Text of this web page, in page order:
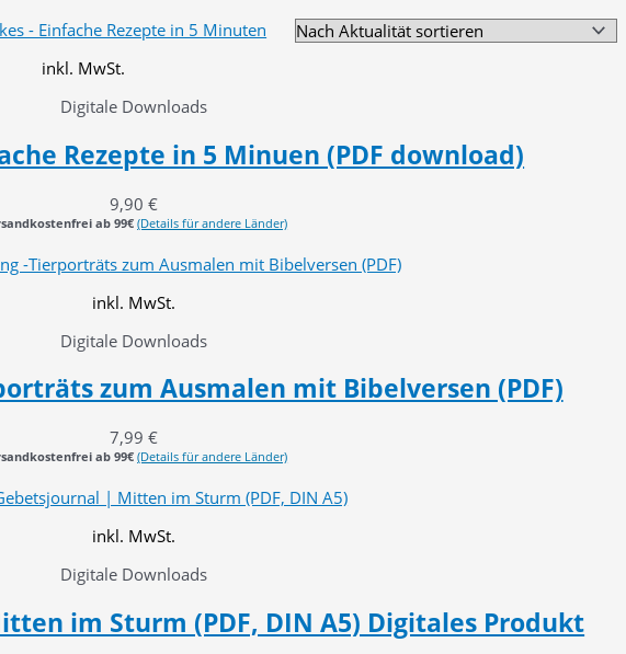
inkl. MwSt.
Digitale Downloads
Rezepte in 5 Minuen (PDF download)
9,90€
ab 99€ (Details für andere Länder)
inkl. MwSt.
Digitale Downloads
zum Ausmalen mit Bibelversen (PDF)
7,99€
ab 99€ (Details für andere Länder)
inkl. MwSt.
Digitale Downloads
im Sturm (PDF, DIN A5) Digitales Produkt